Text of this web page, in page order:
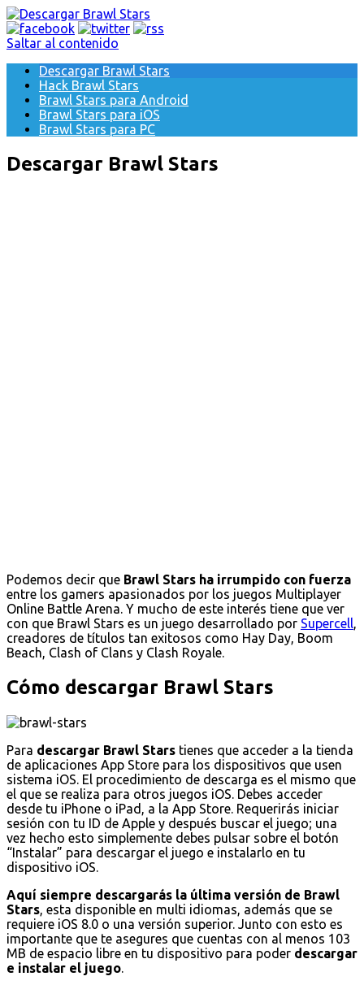
Saltar al contenido
Descargar Brawl Stars
Hack Brawl Stars
Brawl Stars para Android
Brawl Stars para iOS
Brawl Stars para PC
Descargar Brawl Stars
Podemos decir que Brawl Stars ha irrumpido con fuerza
entre los gamers apasionados por los juegos Multiplayer
Online Battle Arena. Y mucho de este interés tiene que ver
con que Brawl Stars es un juego desarrollado por Supercell,
creadores de títulos tan exitosos como Hay Day, Boom
Beach, Clash of Clans y Clash Royale.
Cómo descargar Brawl Stars
Para descargar Brawl Stars tienes que acceder a la tienda
de aplicaciones App Store para los dispositivos que usen
sistema iOS. El procedimiento de descarga es el mismo que
el que se realiza para otros juegos iOS. Debes acceder
desde tu iPhone o iPad, a la App Store. Requerirás iniciar
sesión con tu ID de Apple y después buscar el juego; una
vez hecho esto simplemente debes pulsar sobre el botón
“Instalar” para descargar el juego e instalarlo en tu
dispositivo iOS.
Aquí siempre descargarás la última versión de Brawl
Stars, esta disponible en multi idiomas, además que se
requiere iOS 8.0 o una versión superior. Junto con esto es
importante que te asegures que cuentas con al menos 103
MB de espacio libre en tu dispositivo para poder descargar
e instalar el juego.